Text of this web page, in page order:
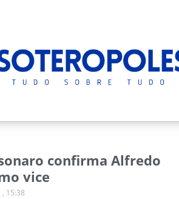
confirma Alfredo
vice
15:38